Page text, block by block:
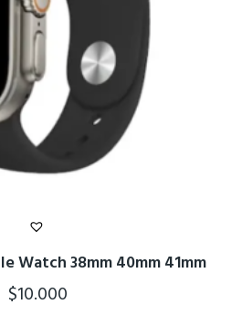
Watch 38mm 40mm 41mm
$10.000